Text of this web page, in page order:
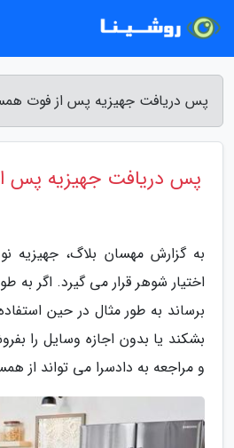
پس دریافت جهیزیه پس از فوت
پس دریافت جهیزیه پس
به گزارش مهسان بلاگ، جهیزیه
اختیار شوهر قرار می گیرد. اگر
برساند به طور مثال در حین
بشکند یا بدون اجازه وسایل را
و مراجعه به دادسرا می تواند از